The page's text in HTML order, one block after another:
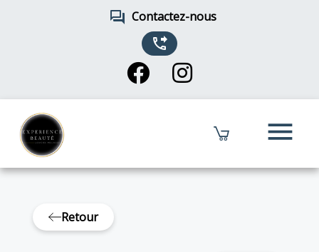
forum Contactez-nous
phone_forwarded
menu
Retour